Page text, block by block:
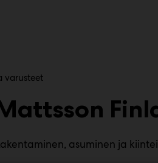
varusteet
asuminen ja